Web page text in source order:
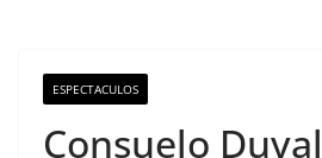
ESPECTACULOS
Consuelo